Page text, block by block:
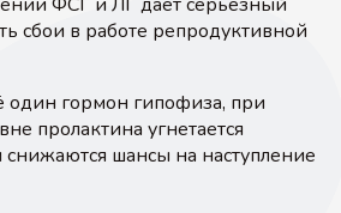
сбои в работе репродуктивной
гормон гипофиза, при
пролактина угнетается
шансы на наступление